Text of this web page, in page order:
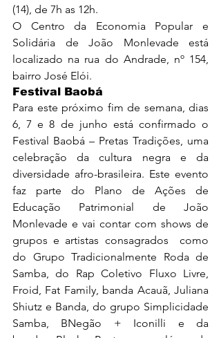
(14), de 7h as 12h.
O Centro da Economia Popular e
Solidária de João Monlevade está
localizado na rua do Andrade, nº 154,
bairro José Elói.
Festival Baobá
Para este próximo fim de semana, dias
6, 7 e 8 de junho está confirmado o
Festival Baobá – Pretas Tradições, uma
celebração da cultura negra e da
diversidade afro-brasileira. Este evento
faz parte do Plano de Ações de
Educação Patrimonial de João
Monlevade e vai contar com shows de
grupos e artistas consagrados  como
do Grupo Tradicionalmente Roda de
Samba, do Rap Coletivo Fluxo Livre,
Froid, Fat Family, banda Acauã, Juliana
Shiutz e Banda, do grupo Simplicidade
Samba, BNegão + Iconilli e da